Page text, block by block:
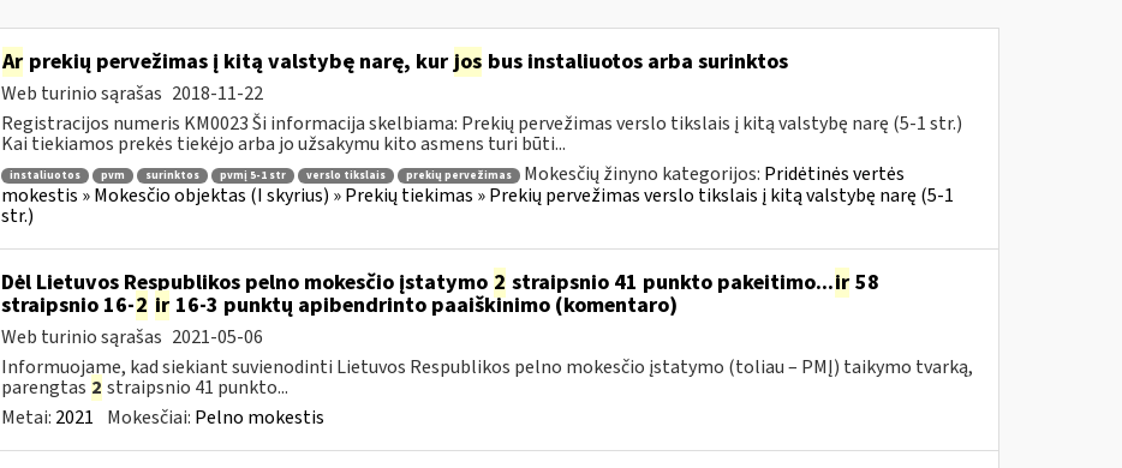
Arprekių pervežimas į kitą valstybę narę, kurjos bus instaliuotos arba surinktos
Web turinio sąrašas 2018-11-22
Registracijos numeris KM0023 Ši informacija skelbiama: Prekių pervežimas verslo tikslais į kitą valstybę narę (5-1 str.)
Kai tiekiamos prekės tiekėjo arba jo užsakymu kito asmens turi būti...
instaliuotos pvm surinktos pvmį 5-1 str verslo tikslais prekių pervežimas Mokesčių žinyno kategorijos: Pridėtinės vertės
mokestis » Mokesčio objektas (I skyrius) » Prekių tiekimas » Prekių pervežimas verslo tikslais į kitą valstybę narę (5-1
str.)
Dėl Lietuvos Respublikos pelno mokesčio įstatymo 2 straipsnio 41 punkto pakeitimo...ir58
straipsnio 16-2 ir16-3 punktų apibendrinto paaiškinimo (komentaro)
Web turinio sąrašas 2021-05-06
Informuojame, kad siekiant suvienodinti Lietuvos Respublikos pelno mokesčio įstatymo (toliau – PMĮ) taikymo tvarką,
parengtas 2 straipsnio 41 punkto...
Metai: 2021 Mokesčiai: Pelno mokestis